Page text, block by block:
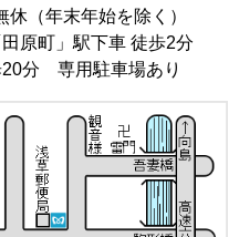
休（年末年始を除く）
原町」駅下車 徒歩2分
20分 専用駐車場あり